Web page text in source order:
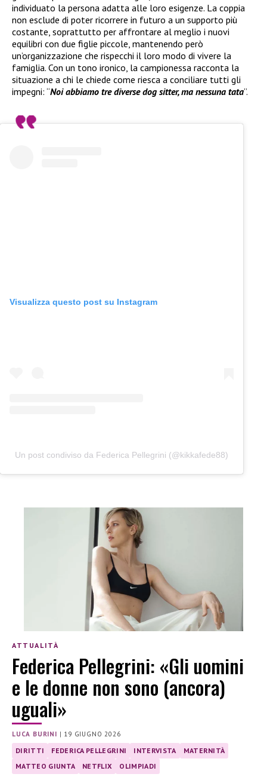
individuato la persona adatta alle loro esigenze. La coppia
non esclude di poter ricorrere in futuro a un supporto più
costante, soprattutto per affrontare al meglio i nuovi
equilibri con due figlie piccole, mantenendo però
un’organizzazione che rispecchi il loro modo di vivere la
famiglia. Con un tono ironico, la campionessa racconta la
situazione a chi le chiede come riesca a conciliare tutti gli
impegni: “Noi abbiamo tre diverse dog sitter, ma nessuna tata”.
Visualizza questo post su Instagram
Un post condiviso da Federica Pellegrini (@kikkafede88)
ATTUALITÀ
Federica Pellegrini: «Gli uomini
e le donne non sono (ancora)
uguali»
LUCA BURINI | 19 GIUGNO 2026
DIRITTI FEDERICA PELLEGRINI INTERVISTA
MATERNITÀ
MATTEO GIUNTA
NETFLIX OLIMPIADI